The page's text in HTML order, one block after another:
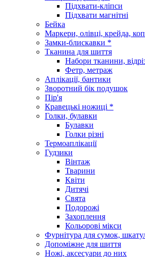
Підхвати-кліпси
Підхвати магнітні
Бейка
Маркери, олівці, крейда,
Замки-блискавки *
Тканина для шиття
Набори тканини,
Фетр, метраж
Аплікації, бантики
Зворотний бік подушок
Пір'я
Кравецькі ножиці *
Голки, булавки
Булавки
Голки різні
Термоаплікації
Гудзики
Вінтаж
Тварини
Квіти
Дитячі
Свята
Подорожі
Захоплення
Кольорові мікси
Фурнітура для сумок,
Допоміжне для шиття
Ножі, аксесуари до них